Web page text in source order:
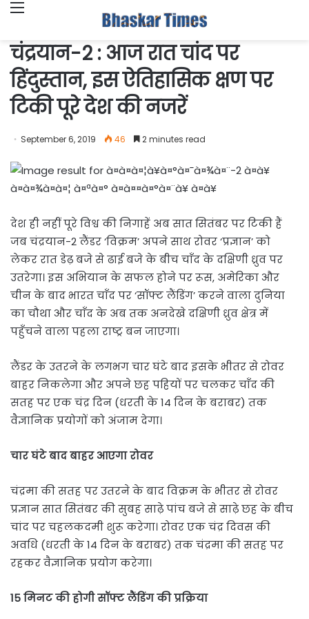
चंद्रयान-2 : आज रात चांद पर
हिंदुस्तान, इस ऐतिहासिक क्षण पर
टिकी पूरे देश की नजरें
September 6, 2019 46 2 minutes read
देश ही नहीं पूरे विश्व की निगाहें अब सात सितंबर पर टिकी हैं
जब चंद्रयान-2 लैंडर ‘विक्रम’ अपने साथ रोवर ‘प्रज्ञान’ को
लेकर रात डेढ़ बजे से ढाई बजे के बीच चाँद के दक्षिणी ध्रुव पर
उतरेगा। इस अभियान के सफल होने पर रूस, अमेरिका और
चीन के बाद भारत चाँद पर ‘सॉफ्ट लैंडिंग’ करने वाला दुनिया
का चौथा और चाँद के अब तक अनदेखे दक्षिणी ध्रुव क्षेत्र में
पहुँचने वाला पहला राष्ट्र बन जाएगा।
लैंडर के उतरने के लगभग चार घंटे बाद इसके भीतर से रोवर
बाहर निकलेगा और अपने छह पहियों पर चलकर चाँद की
सतह पर एक चंद्र दिन (धरती के 14 दिन के बराबर) तक
वैज्ञानिक प्रयोगों को अंजाम देगा।
चार घंटे बाद बाहर आएगा रोवर
चंद्रमा की सतह पर उतरने के बाद विक्रम के भीतर से रोवर
प्रज्ञान सात सितंबर की सुबह साढ़े पांच बजे से साढ़े छह के बीच
चांद पर चहलकदमी शुरू करेगा। रोवर एक चंद्र दिवस की
अवधि (धरती के 14 दिन के बराबर) तक चंद्रमा की सतह पर
रहकर वैज्ञानिक प्रयोग करेगा।
15 मिनट की होगी सॉफ्ट लैंडिंग की प्रक्रिया